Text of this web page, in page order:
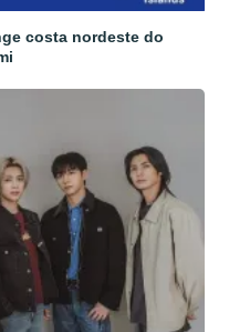
costa nordeste do